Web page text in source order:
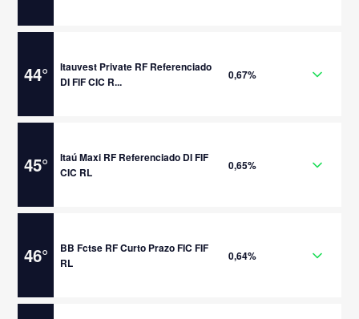
44°
Itauvest Private RF Referenciado
DI FIF CIC R...
0,67%
45°
Itaú Maxi RF Referenciado DI FIF
CIC RL
0,65%
46°
BB Fctse RF Curto Prazo FIC FIF
RL
0,64%